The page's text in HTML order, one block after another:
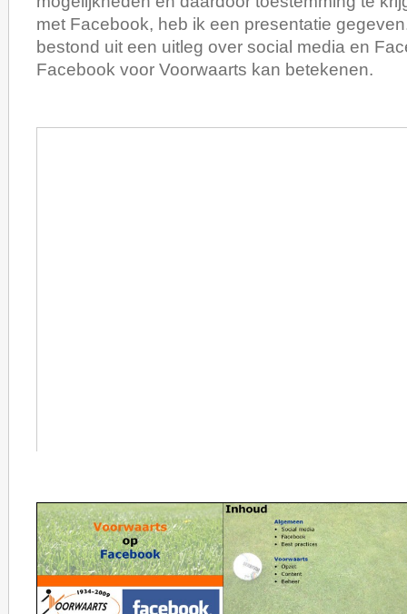
met Facebook, heb ik een presentatie
bestond uit een uitleg over social media en
Facebook voor Voorwaarts kan betekenen.